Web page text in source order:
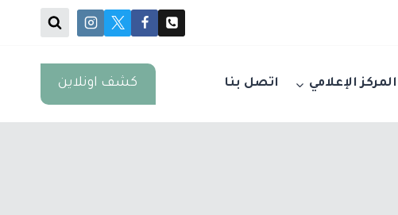
المركز الإعلامي اتصل بنا كشف اونلاين